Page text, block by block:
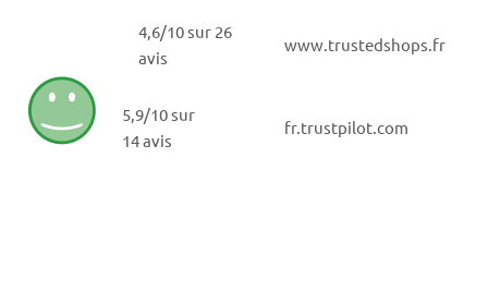
4,6/10 sur 26
avis
www.trustedshops.fr
5,9/10 sur
14 avis
fr.trustpilot.com